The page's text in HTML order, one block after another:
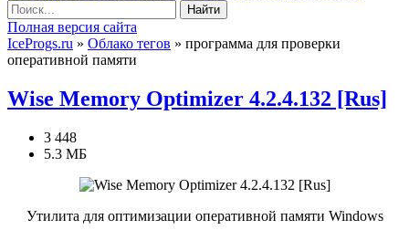
Найти
Полная версия сайта
IceProgs.ru » Облако тегов » программа для проверки
оперативной памяти
Wise Memory Optimizer 4.2.4.132 [Rus]
3 448
5.3 МБ
Утилита для оптимизации оперативной памяти Windows